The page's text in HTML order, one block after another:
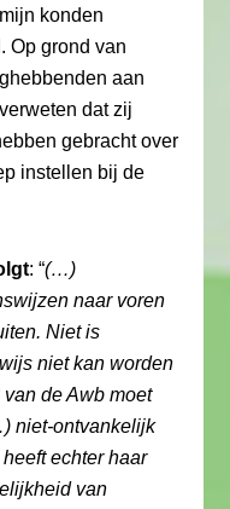
konden
Op grond van
aan
dat zij
gebracht over
instellen bij de
: “(…)
naar voren
Niet is
niet kan worden
de Awb moet
niet-ontvankelijk
echter haar
van